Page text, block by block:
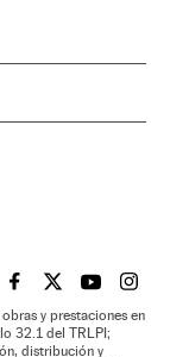
EL PAÍS BRASIL EN
EL PAÍSEL PAÍS
EL
y prestaciones en
32.1 del TRLPI;
distribución y